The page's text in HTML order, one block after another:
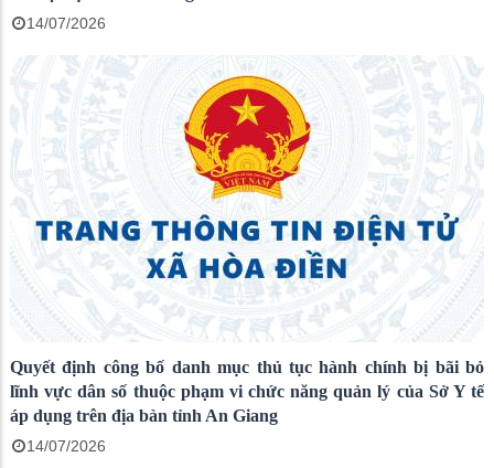
14/07/2026
Quyết định công bố danh mục thủ tục hành chính bị bãi bỏ
lĩnh vực dân số thuộc phạm vi chức năng quản lý của Sở Y tế
áp dụng trên địa bàn tỉnh An Giang
14/07/2026